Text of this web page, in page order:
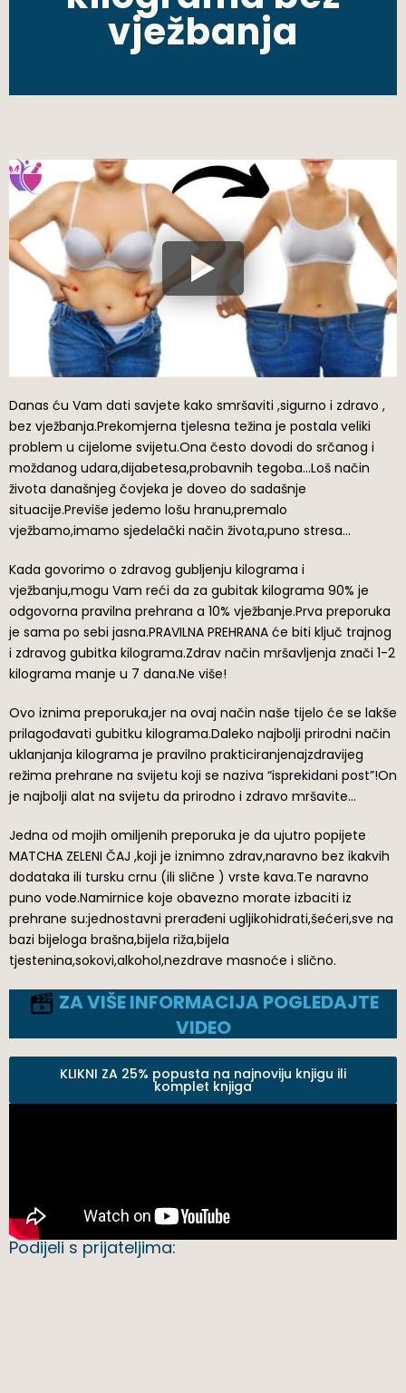
vježbanja
Danas ću Vam dati savjete kako smršaviti ,sigurno i zdravo ,
bez vježbanja.Prekomjerna tjelesna težina je postala veliki
problem u cijelome svijetu.Ona često dovodi do srčanog i
moždanog udara,dijabetesa,probavnih tegoba…Loš način
života današnjeg čovjeka je doveo do sadašnje
situacije.Previše jedemo lošu hranu,premalo
vježbamo,imamo sjedelački način života,puno stresa…
Kada govorimo o zdravog gubljenju kilograma i
vježbanju,mogu Vam reći da za gubitak kilograma 90% je
odgovorna pravilna prehrana a 10% vježbanje.Prva preporuka
je sama po sebi jasna.PRAVILNA PREHRANA će biti ključ trajnog
i zdravog gubitka kilograma.Zdrav način mršavljenja znači 1-2
kilograma manje u 7 dana.Ne više!
Ovo iznima preporuka,jer na ovaj način naše tijelo će se lakše
prilagođavati gubitku kilograma.Daleko najbolji prirodni način
uklanjanja kilograma je pravilno prakticiranjenajzdravijeg
režima prehrane na svijetu koji se naziva “isprekidani post”!On
je najbolji alat na svijetu da prirodno i zdravo mršavite…
Jedna od mojih omiljenih preporuka je da ujutro popijete
MATCHA ZELENI ČAJ ,koji je iznimno zdrav,naravno bez ikakvih
dodataka ili tursku crnu (ili slične ) vrste kava.Te naravno
puno vode.Namirnice koje obavezno morate izbaciti iz
prehrane su:jednostavni prerađeni ugljikohidrati,šećeri,sve na
bazi bijeloga brašna,bijela riža,bijela
tjestenina,sokovi,alkohol,nezdrave masnoće i slično.
ZA VIŠE INFORMACIJA POGLEDAJTE
VIDEO
KLIKNI ZA 25% popusta na najnoviju knjigu ili
komplet knjiga
Podijeli s prijateljima: